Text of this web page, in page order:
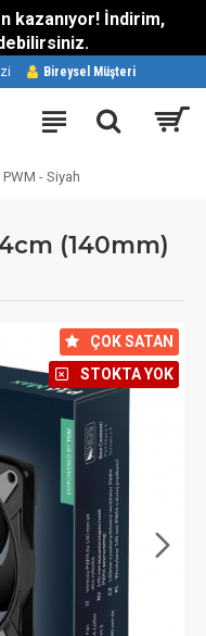
kazanıyor! İndirim,
Bireysel Müşteri
- Siyah
(140mm)
⠀STOKTA YOK
⠀ÇOK SATAN